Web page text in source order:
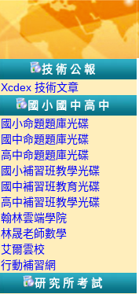
技術公報
Xcdex 技術文章
國小國中高中
國小命題題庫光碟
國中命題題庫光碟
高中命題題庫光碟
國小補習班教學光碟
國中補習班教育光碟
高中補習班教學光碟
翰林雲端學院
林晟老師數學
艾爾雲校
行動補習網
研究所考試